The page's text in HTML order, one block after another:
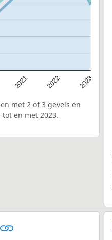
2021 2022 2023
met 2 of 3 gevels en
en met 2023.